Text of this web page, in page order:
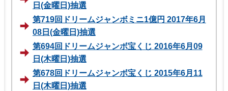
日(金曜日)抽選
第719回ドリームジャンボミニ1億円 2017年6月
08日(金曜日)抽選
第694回ドリームジャンボ宝くじ 2016年6月09
日(木曜日)抽選
第678回ドリームジャンボ宝くじ 2015年6月11
日(木曜日)抽選